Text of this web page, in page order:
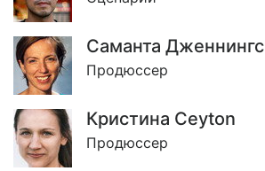
Саманта Дженнингс
Продюссер
Кристина Ceyton
Продюссер